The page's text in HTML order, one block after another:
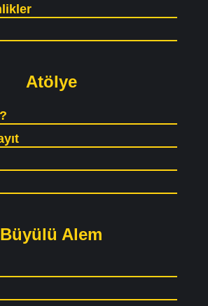
Atölye
Büyülü Alem